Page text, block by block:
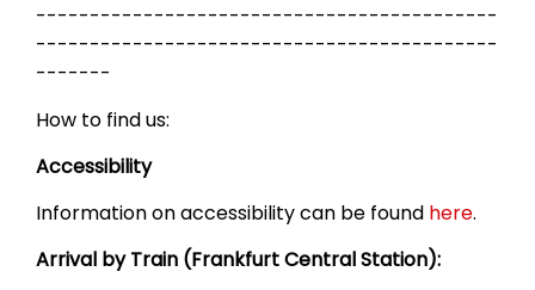
-------------------------------------------
-------------------------------------------
-------
How to find us:
Accessibility
Information on accessibility can be found here.
Arrival by Train (Frankfurt Central Station):